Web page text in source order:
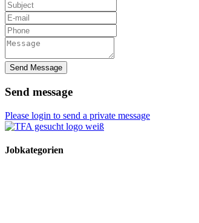
Send Message
Send message
Please login to send a private message
Jobkategorien